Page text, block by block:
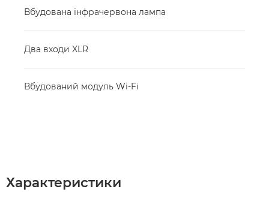
Вбудована інфрачервона лампа
Два входи XLR
Вбудований модуль Wi-Fi
Характеристики